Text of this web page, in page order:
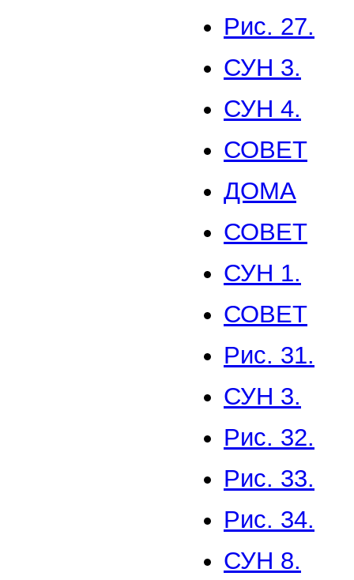
Рис. 27.
СУН 3.
СУН 4.
СОВЕТ
ДОМА
СОВЕТ
СУН 1.
СОВЕТ
Рис. 31.
СУН 3.
Рис. 32.
Рис. 33.
Рис. 34.
СУН 8.